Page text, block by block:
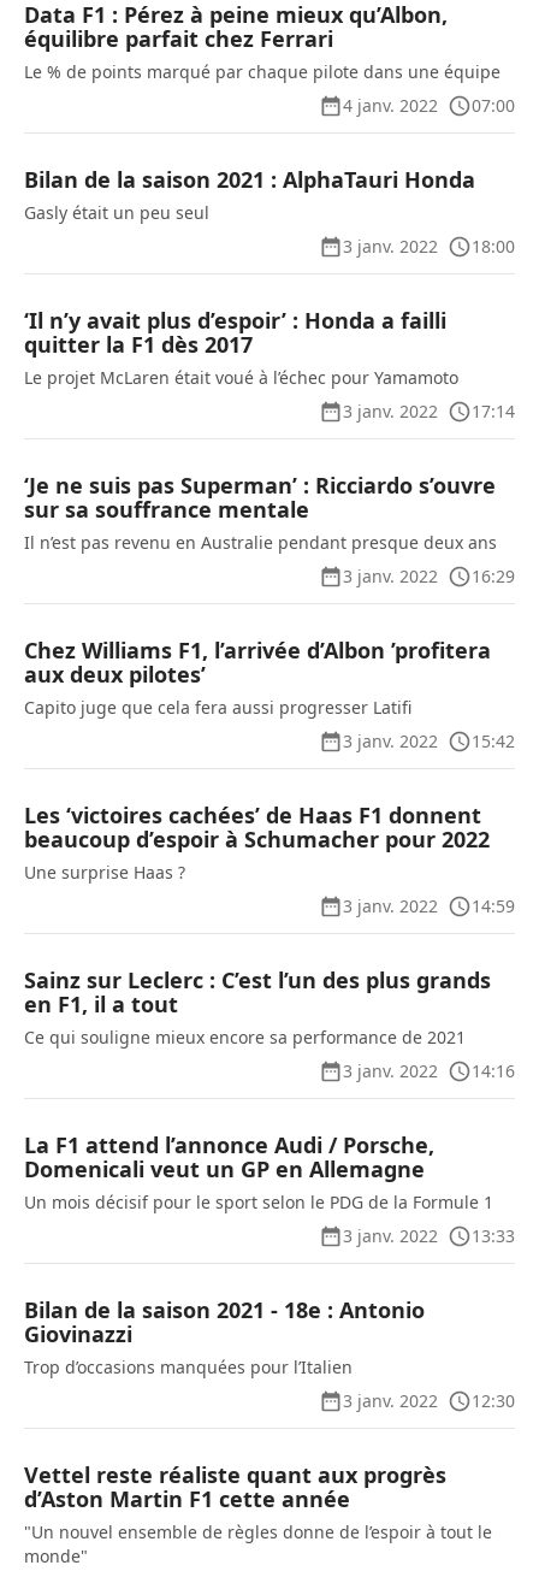
Data F1 : Pérez à peine mieux qu’Albon,
équilibre parfait chez Ferrari
Le % de points marqué par chaque pilote dans une équipe
4 janv. 2022
07:00
Bilan de la saison 2021 : AlphaTauri Honda
Gasly était un peu seul
3 janv. 2022
18:00
‘Il n’y avait plus d’espoir’ : Honda a failli
quitter la F1 dès 2017
Le projet McLaren était voué à l’échec pour Yamamoto
3 janv. 2022
17:14
‘Je ne suis pas Superman’ : Ricciardo s’ouvre
sur sa souffrance mentale
Il n’est pas revenu en Australie pendant presque deux ans
3 janv. 2022
16:29
Chez Williams F1, l’arrivée d’Albon ’profitera
aux deux pilotes’
Capito juge que cela fera aussi progresser Latifi
3 janv. 2022
15:42
Les ‘victoires cachées’ de Haas F1 donnent
beaucoup d’espoir à Schumacher pour 2022
Une surprise Haas ?
3 janv. 2022
14:59
Sainz sur Leclerc : C’est l’un des plus grands
en F1, il a tout
Ce qui souligne mieux encore sa performance de 2021
3 janv. 2022
14:16
La F1 attend l’annonce Audi / Porsche,
Domenicali veut un GP en Allemagne
Un mois décisif pour le sport selon le PDG de la Formule 1
3 janv. 2022
13:33
Bilan de la saison 2021 - 18e : Antonio
Giovinazzi
Trop d’occasions manquées pour l’Italien
3 janv. 2022
12:30
Vettel reste réaliste quant aux progrès
d’Aston Martin F1 cette année
"Un nouvel ensemble de règles donne de l’espoir à tout le
monde"